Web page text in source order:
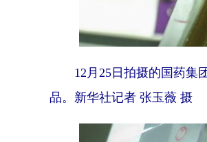
12月25日拍摄的国药集团
品。新华社记者 张玉薇 摄